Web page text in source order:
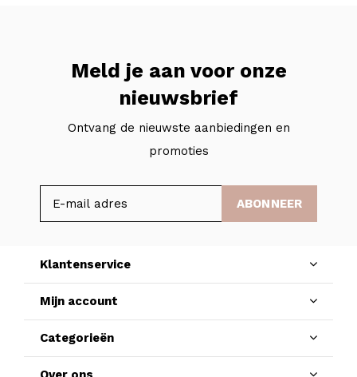
Meld je aan voor onze
nieuwsbrief
Ontvang de nieuwste aanbiedingen en
promoties
ABONNEER
Klantenservice
Mijn account
Categorieën